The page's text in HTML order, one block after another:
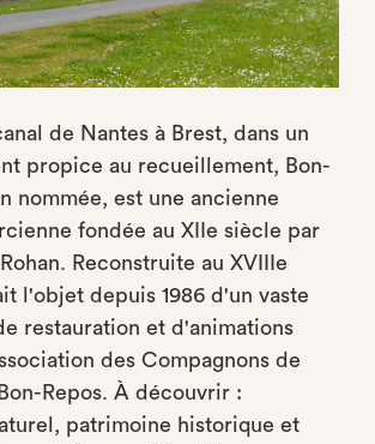
de Nantes à Brest, dans un
propice au recueillement, Bon-
nommée, est une ancienne
fondée au XIIe siècle par
Reconstruite au XVIIIe
l'objet depuis 1986 d'un vaste
restauration et d'animations
des Compagnons de
Repos. À découvrir :
patrimoine historique et